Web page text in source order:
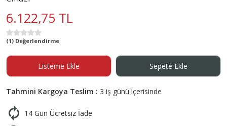
6.122,75 TL
(1) Değerlendirme
Listeme Ekle Sepete Ekle
Tahmini Kargoya Teslim : 3 iş günü içerisinde
14 Gün Ücretsiz İade